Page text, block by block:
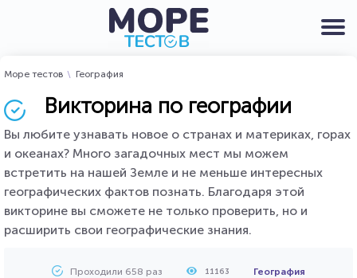
Море тестов География
Викторина по географии
Вы любите узнавать новое о странах и материках, горах
и океанах? Много загадочных мест мы можем
встретить на нашей Земле и не меньше интересных
географических фактов познать. Благодаря этой
викторине вы сможете не только проверить, но и
расширить свои географические знания.
Проходили 658 раз 11163 География